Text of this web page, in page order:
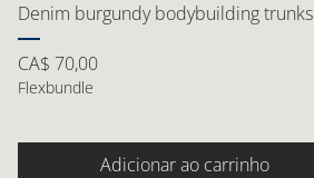
Denim burgundy bodybuilding trunks
Preço
CA$ 70,00
Flexbundle
Adicionar ao carrinho